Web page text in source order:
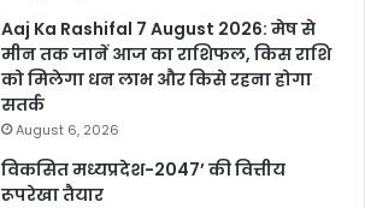
Aaj Ka Rashifal 7 August 2026: मेष से
मीन तक जानें आज का राशिफल, किस राशि
को मिलेगा धन लाभ और किसे रहना होगा
सतर्क
August 6, 2026
विकसित मध्यप्रदेश-2047’ की वित्तीय
रूपरेखा तैयार